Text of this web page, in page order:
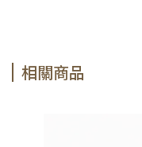
相關商品